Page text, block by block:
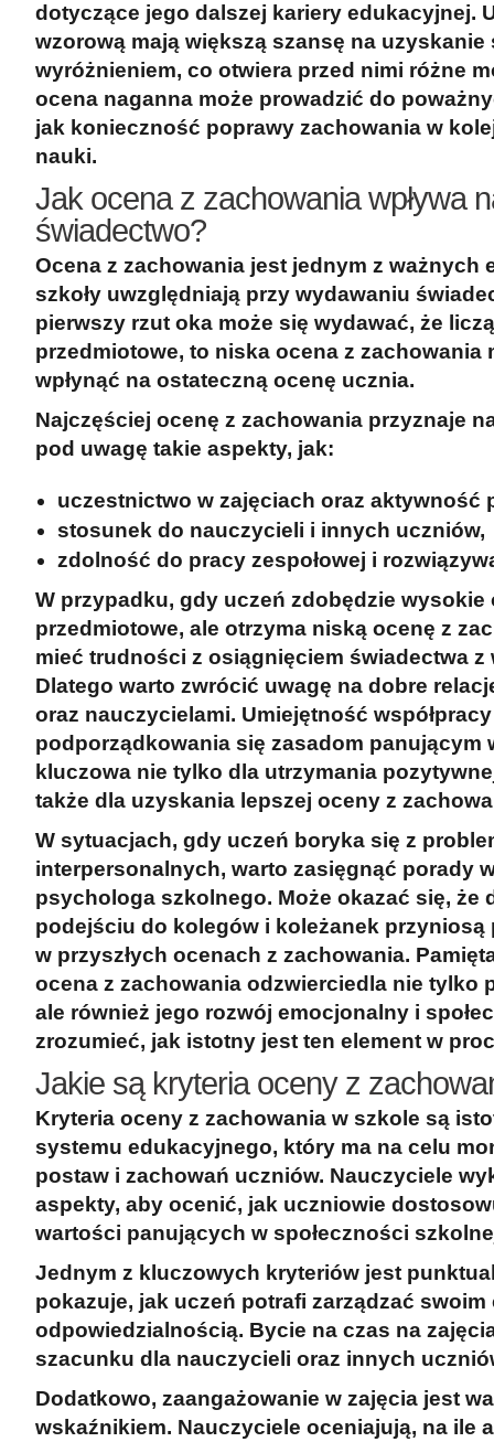
dotyczące jego dalszej kariery edukacyjnej.
wzorową mają większą szansę na uzyskanie
wyróżnieniem, co otwiera przed nimi różne
ocena naganna może prowadzić do
jak konieczność poprawy zachowania w
nauki.
Jak ocena z zachowania wpływa
świadectwo?
Ocena z zachowania jest jednym z ważnych
szkoły uwzględniają przy wydawaniu
pierwszy rzut oka może się wydawać, że
przedmiotowe, to niska ocena z zachowania
wpłynąć na ostateczną ocenę ucznia.
Najczęściej ocenę z zachowania przyznaje
pod uwagę takie aspekty, jak:
uczestnictwo w zajęciach oraz aktywność
stosunek do nauczycieli i innych uczniów,
zdolność do pracy zespołowej i
W przypadku, gdy uczeń zdobędzie wysokie
przedmiotowe, ale otrzyma niską ocenę z
mieć trudności z osiągnięciem świadectwa z
Dlatego warto zwrócić uwagę na dobre
oraz nauczycielami. Umiejętność
podporządkowania się zasadom panującym
kluczowa nie tylko dla utrzymania
także dla uzyskania lepszej oceny z
W sytuacjach, gdy uczeń boryka się z
interpersonalnych, warto zasięgnąć porady
psychologa szkolnego. Może okazać się, że
podejściu do kolegów i koleżanek przyniosą
w przyszłych ocenach z zachowania.
ocena z zachowania odzwierciedla nie tylko
ale również jego rozwój emocjonalny i
zrozumieć, jak istotny jest ten element w
Jakie są kryteria oceny z
Kryteria oceny z zachowania w szkole są
systemu edukacyjnego, który ma na celu
postaw i zachowań uczniów. Nauczyciele
aspekty, aby ocenić, jak uczniowie
wartości panujących w społeczności
Jednym z kluczowych kryteriów jest
pokazuje, jak uczeń potrafi zarządzać swoim
odpowiedzialnością. Bycie na czas na
szacunku dla nauczycieli oraz innych
Dodatkowo, zaangażowanie w zajęcia jest
wskaźnikiem. Nauczyciele oceniajują, na ile